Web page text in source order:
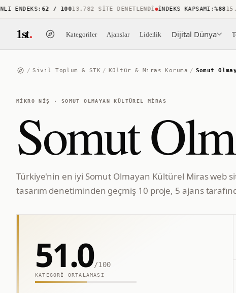
:62 / 100 13.782 SITE DENETLENDI İNDEKS KAPSAMI:%88
1st. Kategoriler Ajanslar Liderlik Dijital Dünya
/ Sivil Toplum & STK / Kültür & Miras Koruma / Somut
MIKRO NIŞ · SOMUT OLMAYAN KÜLTÜREL MIRAS
Somut
Türkiye'nin en iyi Somut Olmayan Kültürel Miras web
tasarım denetiminden geçmiş 10 proje, 5 ajans
51.0/100
KATEGORI ORTALAMASI